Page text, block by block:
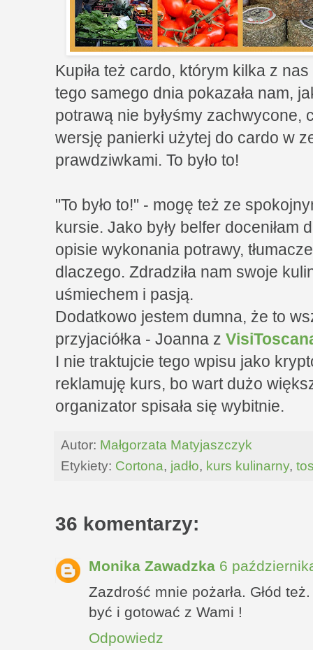
Kupiła też cardo, którym kilka z
tego samego dnia pokazała nam,
potrawą nie byłyśmy zachwycone,
wersję panierki użytej do cardo w
prawdziwkami. To było to!
"To było to!" - mogę też ze
kursie. Jako były belfer doceniłam
opisie wykonania potrawy,
dlaczego. Zdradziła nam swoje
uśmiechem i pasją.
Dodatkowo jestem dumna, że to
przyjaciółka - Joanna z
I nie traktujcie tego wpisu jako
reklamuję kurs, bo wart dużo
organizator spisała się wybitnie.
Autor: Małgorzata Matyjaszczyk
Etykiety: Cortona, jadło, kurs kulinarny,
36 komentarzy:
Monika Zawadzka 6
Zazdrość mnie pożarła. Głód
być i gotować z Wami !
Odpowiedz